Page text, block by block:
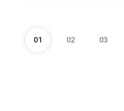
01 02 03